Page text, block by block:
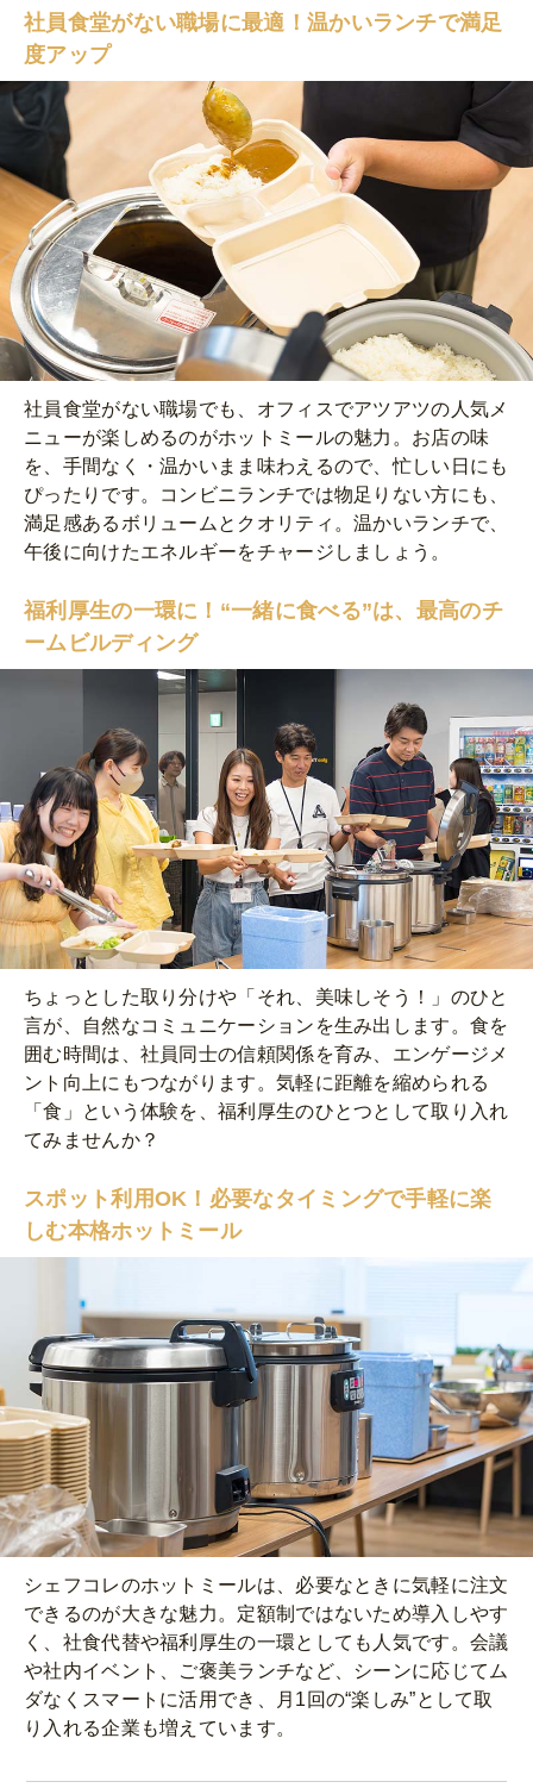
社員食堂がない職場に最適！温かいランチで満足
度アップ
社員食堂がない職場でも、オフィスでアツアツの人気メ
ニューが楽しめるのがホットミールの魅力。お店の味
を、手間なく・温かいまま味わえるので、忙しい日にも
ぴったりです。コンビニランチでは物足りない方にも、
満足感あるボリュームとクオリティ。温かいランチで、
午後に向けたエネルギーをチャージしましょう。
福利厚生の一環に！“一緒に食べる”は、最高のチ
ームビルディング
ちょっとした取り分けや「それ、美味しそう！」のひと
言が、自然なコミュニケーションを生み出します。食を
囲む時間は、社員同士の信頼関係を育み、エンゲージメ
ント向上にもつながります。気軽に距離を縮められる
「食」という体験を、福利厚生のひとつとして取り入れ
てみませんか？
スポット利用OK！必要なタイミングで手軽に楽
しむ本格ホットミール
シェフコレのホットミールは、必要なときに気軽に注文
できるのが大きな魅力。定額制ではないため導入しやす
く、社食代替や福利厚生の一環としても人気です。会議
や社内イベント、ご褒美ランチなど、シーンに応じてム
ダなくスマートに活用でき、月1回の“楽しみ”として取
り入れる企業も増えています。